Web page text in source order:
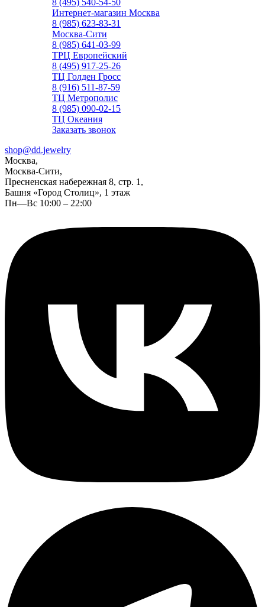
8 (495) 540-54-50
Интернет-магазин Москва
8 (985) 623-83-31
Москва-Сити
8 (985) 641-03-99
ТРЦ Европейский
8 (495) 917-25-26
ТЦ Голден Гросс
8 (916) 511-87-59
ТЦ Метрополис
8 (985) 090-02-15
ТЦ Океания
Заказать звонок
shop@dd.jewelry
Москва,
Москва-Сити,
Пресненская набережная 8, стр. 1,
Башня «Город Столиц», 1 этаж
Пн—Вс 10:00 – 22:00